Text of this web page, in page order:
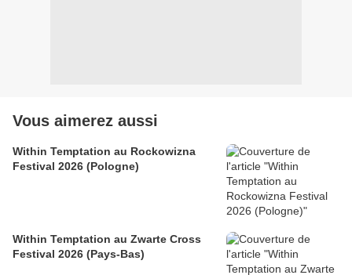
Vous aimerez aussi
Within Temptation au Rockowizna
Festival 2026 (Pologne)
Within Temptation au Zwarte Cross
Festival 2026 (Pays-Bas)